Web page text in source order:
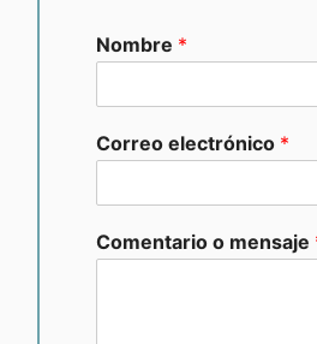
Nombre *
Correo electrónico *
Comentario o mensaje